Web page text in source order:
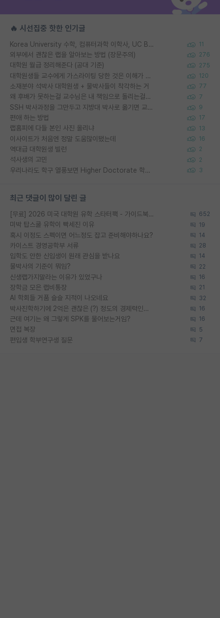
🔥 시선집중 핫한 인기글
Korea University 수학, 컴퓨터과학 이학사, UC Berkeley 산업공학 대학원 공학박사가 되는 것은 쉽지 않겠죠? 11
외부에서 괜찮은 랩을 알아보는 방법 (장문주의) 276
대학원 월급 정리해준다 (공대 기준) 275
대학원생들 교수에게 가스라이팅 당한 것은 이해가 갑니다. 안타깝네요. 120
소재분야 석박사 대학원생 + 물박사들이 착각하는 거 77
왜 후배가 못하는걸 교수님은 내 책임으로 돌리는걸까요? 7
SSH 박사과정을 그만두고 지방대 박사로 옮기면 교수의 꿈은 끝일까요? 9
편애 하는 방법 17
랩홈피에 다들 본인 사진 올리냐 13
이사이트가 처음엔 정말 도움많이됐는데 16
역대급 대학원생 빌런 2
석사생의 고민 2
우리나라도 학구 열풍보면 Higher Doctorate 학위가 필요하다고 봅니다. 3
최근 댓글이 많이 달린 글
[무료] 2026 미국 대학원 유학 스타터팩 - 가이드북 & 합격자 컨택메일 템플릿 652
미박 탑스쿨 유학이 빡세진 이유 19
혹시 이정도 스펙이면 어느정도 잡고 준비해야하나요? 14
카이스트 경영공학부 서류 28
입학도 안한 신입생이 원래 관심을 받나요 14
물박사의 기준이 뭐임? 22
신생랩가지말라는 이유가 있었구나 16
장학금 모은 랩비통장 21
AI 학회들 거품 슬슬 지적이 나오네요 32
박사진학하기에 2억은 괜찮은 (?) 정도의 경제력인가요 16
근데 여기는 왜 그렇게 SPK를 물어보는거임? 16
면접 복장 5
편입생 학부연구생 질문 7